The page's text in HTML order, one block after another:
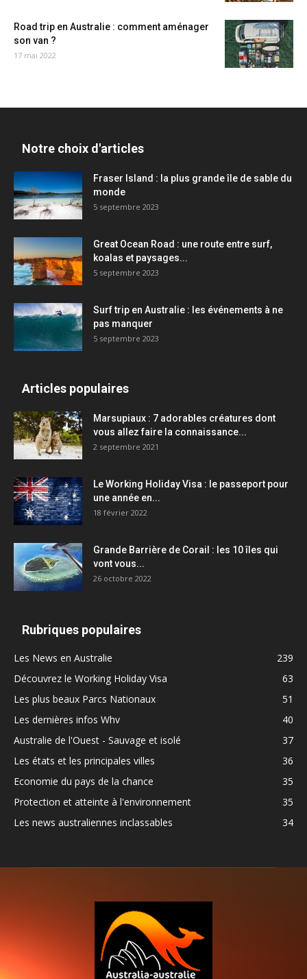
Road trip en Australie : comment aménager
son van ?
17 mai 2022
Notre choix d'articles
Fraser Island : la plus grande île de sable du
monde
5 septembre 2023
Great Ocean Road : une route entre surf,
koalas et paysages...
5 septembre 2023
Surf trip en Australie : les événements à ne
pas manquer
5 septembre 2023
Articles populaires
Marsupiaux : 7 adorables créatures dont
vous allez faire la connaissance...
2 septembre 2021
Le Working Holiday Visa : le passeport pour
une année en...
18 février 2022
Grande Barrière de Corail : les 10 îles qui
vont vous...
26 octobre 2022
Rubriques populaires
Les News en Australie
239
Découvrez le Working Holiday Visa
63
Les plus beaux Parcs Nationaux
51
Les dernières infos Whv
40
Australie de l'Ouest - Sauvage et isolé
37
Les états et les principales villes
36
Economie du pays de la chance
35
Protection et atteinte à l'environnement
35
Les news australiennes inclassables
34